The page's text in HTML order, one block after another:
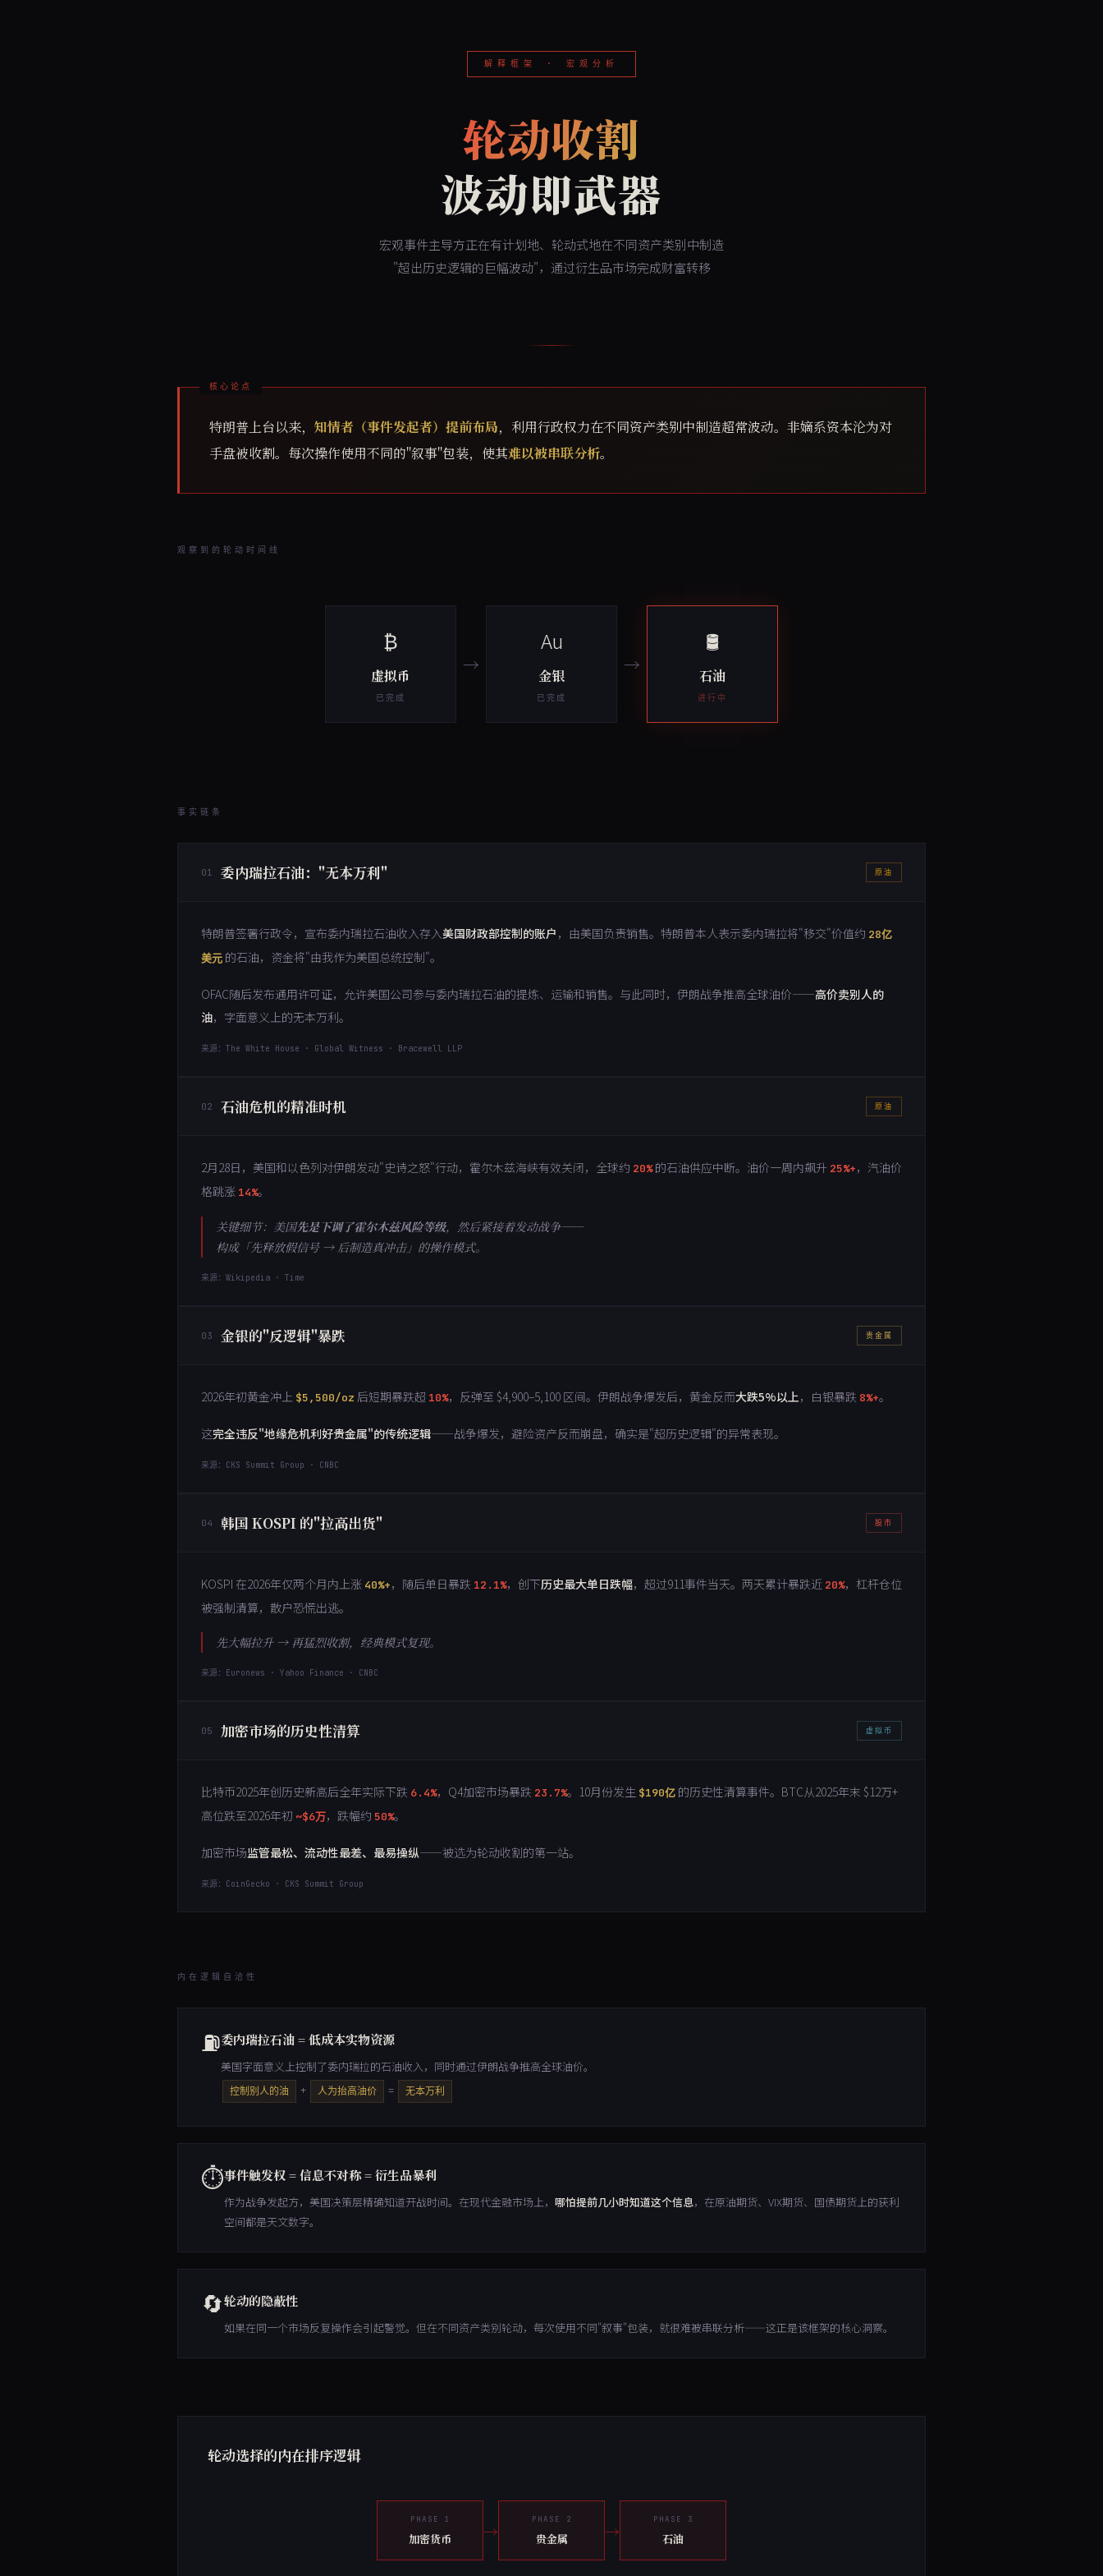
解释框架 · 宏观分析
轮动收割
波动即武器
宏观事件主导方正在有计划地、轮动式地在不同资产类别中制造
"超出历史逻辑的巨幅波动"，通过衍生品市场完成财富转移
特朗普上台以来， 知情者（事件发起者）提前布局，利用行政权力在不同资产类别中制造超常波动。非嫡系资本沦为对
手盘被收割。每次操作使用不同的"叙事"包装，使其难以被串联分析。
观察到的轮动时间线
₿
虚拟币
已完成
→
Au
金银
已完成
→
🛢
石油
进行中
事实链条
01 委内瑞拉石油："无本万利" 原油
特朗普签署行政令，宣布委内瑞拉石油收入存入美国财政部控制的账户 ，由美国负责销售。特朗普本人表示委内瑞拉将"移交"价值约 28亿
美元 的石油，资金将"由我作为美国总统控制"。
OFAC随后发布通用许可证，允许美国公司参与委内瑞拉石油的提炼、运输和销售。与此同时，伊朗战争推高全球油价——高价卖别人的
油，字面意义上的无本万利。
来源：The White House · Global Witness · Bracewell LLP
02 石油危机的精准时机 原油
2月28日，美国和以色列对伊朗发动"史诗之怒"行动，霍尔木兹海峡有效关闭，全球约 20%的石油供应中断。油价一周内飙升 25%+，汽油价
格跳涨 14%。
关键细节：美国先是下调了霍尔木兹风险等级，然后紧接着发动战争——
构成「先释放假信号 → 后制造真冲击」的操作模式。
来源：Wikipedia · Time
03 金银的"反逻辑"暴跌 贵金属
2026年初黄金冲上 $5,500/oz 后短期暴跌超 10%，反弹至 $4,900–5,100 区间。伊朗战争爆发后，黄金反而大跌5%以上，白银暴跌 8%+。
这完全违反"地缘危机利好贵金属"的传统逻辑——战争爆发，避险资产反而崩盘，确实是"超历史逻辑"的异常表现。
来源：CKS Summit Group · CNBC
04 韩国 KOSPI 的"拉高出货" 股市
KOSPI 在2026年仅两个月内上涨 40%+，随后单日暴跌 12.1%，创下历史最大单日跌幅，超过911事件当天。两天累计暴跌近 20%，杠杆仓位
被强制清算，散户恐慌出逃。
先大幅拉升 → 再猛烈收割，经典模式复现。
来源：Euronews · Yahoo Finance · CNBC
05 加密市场的历史性清算 虚拟币
比特币2025年创历史新高后全年实际下跌 6.4%，Q4加密市场暴跌 23.7%。10月份发生 $190亿 的历史性清算事件。BTC从2025年末 $12万+
高位跌至2026年初 ~$6万，跌幅约 50%。
加密市场监管最松、流动性最差、最易操纵——被选为轮动收割的第一站。
来源：CoinGecko · CKS Summit Group
内在逻辑自洽性
⛽委内瑞拉石油 = 低成本实物资源
美国字面意义上控制了委内瑞拉的石油收入，同时通过伊朗战争推高全球油价。
控制别人的油 + 人为抬高油价 = 无本万利
⏱事件触发权 = 信息不对称 = 衍生品暴利
作为战争发起方，美国决策层精确知道开战时间。在现代金融市场上， 哪怕提前几小时知道这个信息，在原油期货、VIX期货、国债期货上的获利
空间都是天文数字。
🔄轮动的隐蔽性
如果在同一个市场反复操作会引起警觉。但在不同资产类别轮动，每次使用不同"叙事"包装，就很难被串联分析——这正是该框架的核心洞察。
轮动选择的内在排序逻辑
PHASE 1
加密货币 →
PHASE 2
贵金属 →
PHASE 3
石油